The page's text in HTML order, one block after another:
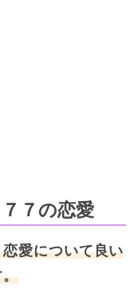
７の恋愛
愛について良い
。